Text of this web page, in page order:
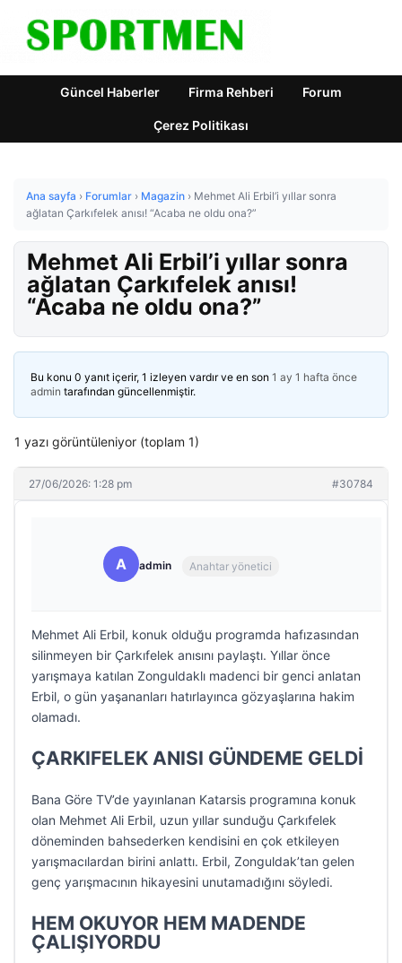
Güncel Haberler Firma Rehberi Forum
Çerez Politikası
Ana sayfa › Forumlar › Magazin › Mehmet Ali Erbil’i yıllar sonra
ağlatan Çarkıfelek anısı! “Acaba ne oldu ona?”
Mehmet Ali Erbil’i yıllar sonra
ağlatan Çarkıfelek anısı!
“Acaba ne oldu ona?”
Bu konu 0 yanıt içerir, 1 izleyen vardır ve en son 1 ay 1 hafta önce
admin tarafından güncellenmiştir.
1 yazı görüntüleniyor (toplam 1)
27/06/2026: 1:28 pm #30784
A admin Anahtar yönetici
Mehmet Ali Erbil, konuk olduğu programda hafızasından
silinmeyen bir Çarkıfelek anısını paylaştı. Yıllar önce
yarışmaya katılan Zonguldaklı madenci bir genci anlatan
Erbil, o gün yaşananları hatırlayınca gözyaşlarına hakim
olamadı.
ÇARKIFELEK ANISI GÜNDEME GELDİ
Bana Göre TV’de yayınlanan Katarsis programına konuk
olan Mehmet Ali Erbil, uzun yıllar sunduğu Çarkıfelek
döneminden bahsederken kendisini en çok etkileyen
yarışmacılardan birini anlattı. Erbil, Zonguldak’tan gelen
genç yarışmacının hikayesini unutamadığını söyledi.
HEM OKUYOR HEM MADENDE
ÇALIŞIYORDU